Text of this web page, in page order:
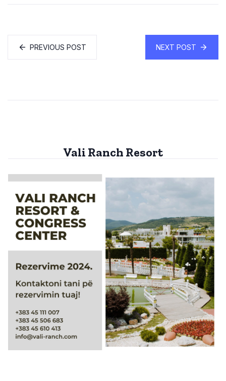
PREVIOUS POST NEXT POST
Vali Ranch Resort